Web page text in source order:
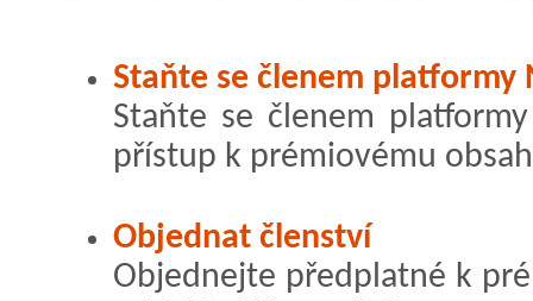
Staňte se členem platformy
Staňte se členem
přístup k prémiovému
Objednat členství
Objednejte předplatné k